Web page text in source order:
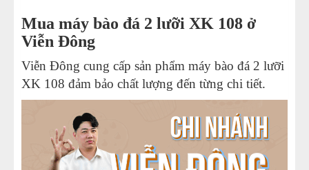
Mua máy bào đá 2 lưỡi XK 108 ở
Viễn Đông
Viễn Đông cung cấp sản phẩm máy bào đá 2 lưỡi
XK 108 đảm bảo chất lượng đến từng chi tiết.